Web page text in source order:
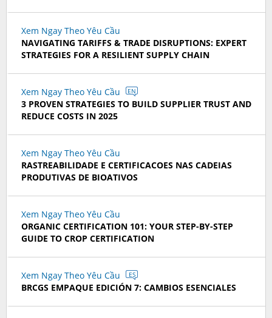
Xem Ngay Theo Yêu Cầu
NAVIGATING TARIFFS & TRADE DISRUPTIONS: EXPERT
STRATEGIES FOR A RESILIENT SUPPLY CHAIN
Xem Ngay Theo Yêu Cầu EN
3 PROVEN STRATEGIES TO BUILD SUPPLIER TRUST AND
REDUCE COSTS IN 2025
Xem Ngay Theo Yêu Cầu
RASTREABILIDADE E CERTIFICACOES NAS CADEIAS
PRODUTIVAS DE BIOATIVOS
Xem Ngay Theo Yêu Cầu
ORGANIC CERTIFICATION 101: YOUR STEP-BY-STEP
GUIDE TO CROP CERTIFICATION
Xem Ngay Theo Yêu Cầu ES
BRCGS EMPAQUE EDICIÓN 7: CAMBIOS ESENCIALES